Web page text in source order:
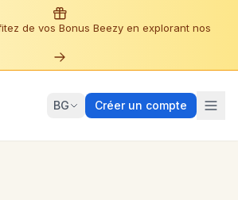
de vos Bonus Beezy en explorant nos
BG Créer un compte